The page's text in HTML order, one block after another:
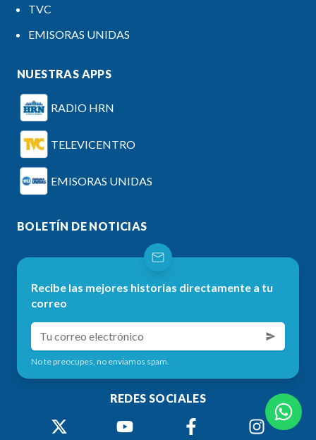
TVC
EMISORAS UNIDAS
NUESTRAS APPS
RADIO HRN
TELEVICENTRO
EMISORAS UNIDAS
BOLETÍN DE NOTICIAS
Recibe las mejores historias directamente a tu
correo
No te preocupes, no enviamos spam.
REDES SOCIALES